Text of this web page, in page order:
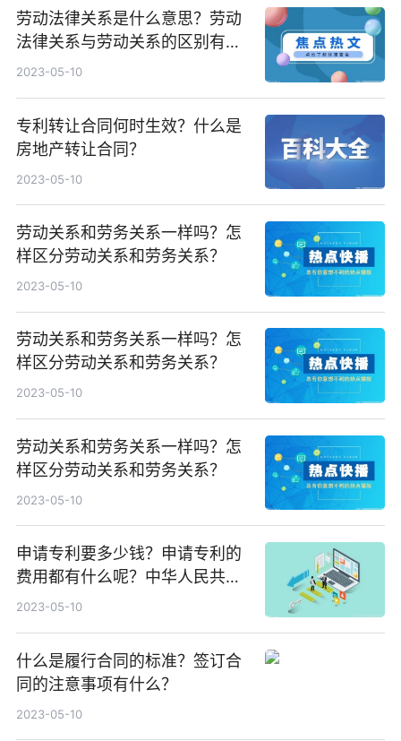
劳动法律关系是什么意思？劳动
法律关系与劳动关系的区别有哪
些？
2023-05-10
专利转让合同何时生效？什么是
房地产转让合同？
2023-05-10
劳动关系和劳务关系一样吗？怎
样区分劳动关系和劳务关系？
2023-05-10
劳动关系和劳务关系一样吗？怎
样区分劳动关系和劳务关系？
2023-05-10
劳动关系和劳务关系一样吗？怎
样区分劳动关系和劳务关系？
2023-05-10
申请专利要多少钱？申请专利的
费用都有什么呢？中华人民共和
国专利法实施细则第九十三条
2023-05-10
什么是履行合同的标准？签订合
同的注意事项有什么？
2023-05-10